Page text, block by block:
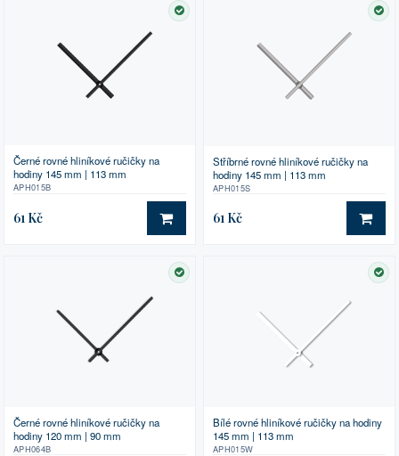
SKLADEM
Černé rovné hliníkové ručičky na
hodiny 145 mm | 113 mm
APH015B
61 Kč DO KOŠÍKU
Stříbrné rovné hliníkové ručičky na
hodiny 145 mm | 113 mm
APH015S
61 Kč DO
SKLADEM
Černé rovné hliníkové ručičky na
hodiny 120 mm | 90 mm
APH064B
Bílé rovné hliníkové ručičky na hodiny
145 mm | 113 mm
APH015W